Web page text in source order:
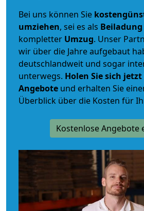
Bei uns können Sie
umziehen, sei es als Beiladung
kompletter Umzug. Unser
wir über die Jahre aufgebaut
deutschlandweit und sogar
unterwegs. Holen Sie sich
Angebote und erhalten Sie
Überblick über die Kosten für
Kostenlose Angebote